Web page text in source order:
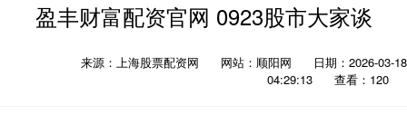
盈丰财富配资官网 0923股市大家谈
来源：上海股票配资网 网站：顺阳网
日期：2026-03-18
04:29:13
查看：120